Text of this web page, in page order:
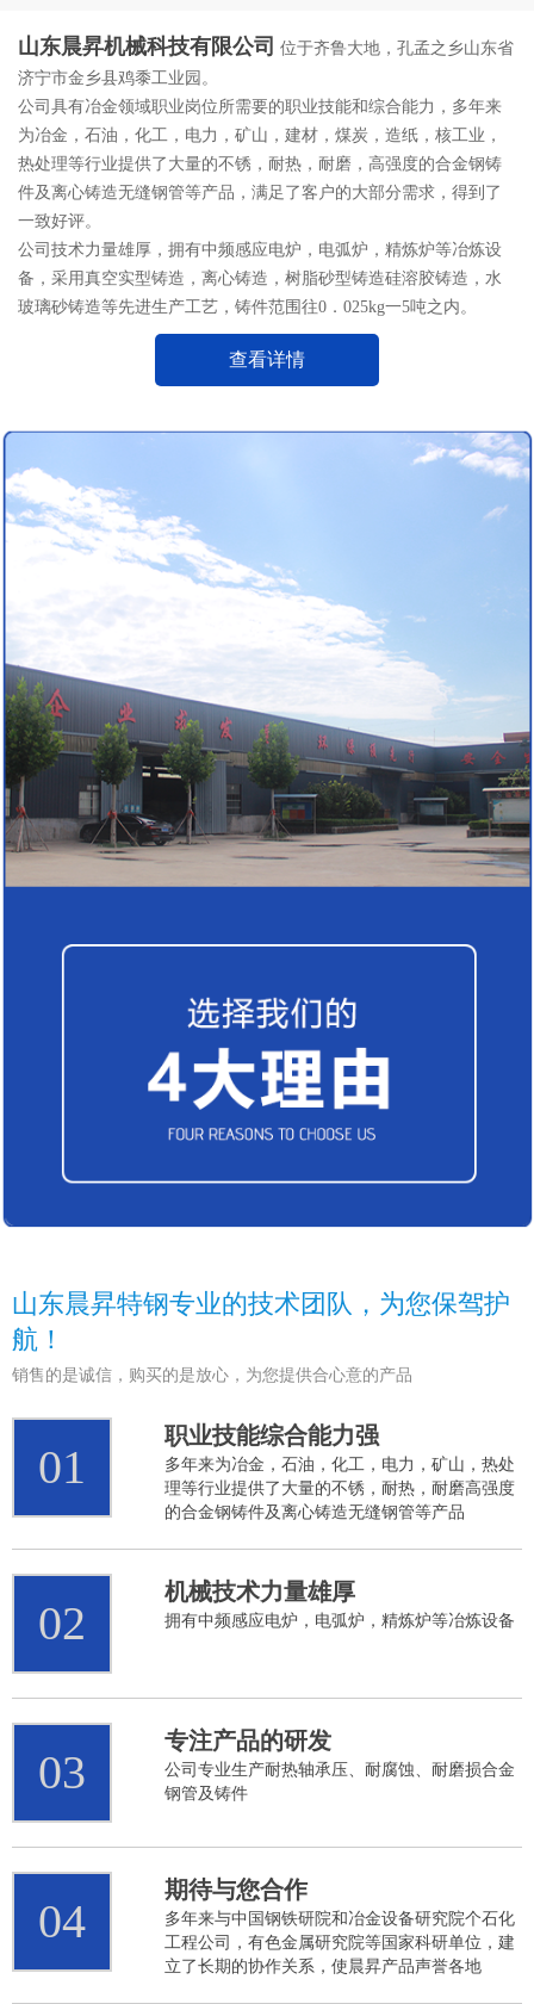
山东晨昇机械科技有限公司 位于齐鲁大地，孔孟之乡山东省
济宁市金乡县鸡黍工业园。
公司具有冶金领域职业岗位所需要的职业技能和综合能力，多年来
为冶金，石油，化工，电力，矿山，建材，煤炭，造纸，核工业，
热处理等行业提供了大量的不锈，耐热，耐磨，高强度的合金钢铸
件及离心铸造无缝钢管等产品，满足了客户的大部分需求，得到了
一致好评。
公司技术力量雄厚，拥有中频感应电炉，电弧炉，精炼炉等冶炼设
备，采用真空实型铸造，离心铸造，树脂砂型铸造硅溶胶铸造，水
玻璃砂铸造等先进生产工艺，铸件范围往0．025kg一5吨之内。
查看详情
山东晨昇特钢专业的技术团队，为您保驾护
航！
销售的是诚信，购买的是放心，为您提供合心意的产品
01
职业技能综合能力强
多年来为冶金，石油，化工，电力，矿山，热处
理等行业提供了大量的不锈，耐热，耐磨高强度
的合金钢铸件及离心铸造无缝钢管等产品
02
机械技术力量雄厚
拥有中频感应电炉，电弧炉，精炼炉等冶炼设备
03
专注产品的研发
公司专业生产耐热轴承压、耐腐蚀、耐磨损合金
钢管及铸件
04
期待与您合作
多年来与中国钢铁研院和冶金设备研究院个石化
工程公司，有色金属研究院等国家科研单位，建
立了长期的协作关系，使晨昇产品声誉各地